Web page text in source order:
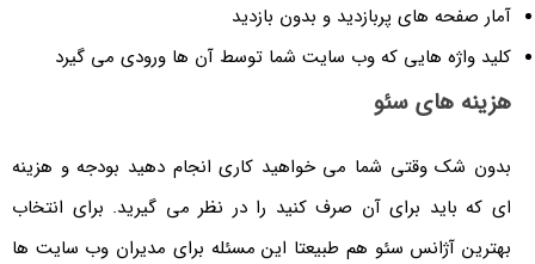
آمار صفحه های پربازدید و بدون بازدید
کلید واژه هایی که وب سایت شما توسط آن ها ورودی می گیرد
هزینه های سئو
بدون شک وقتی شما می خواهید کاری انجام دهید بودجه و هزینه
ای که باید برای آن صرف کنید را در نظر می گیرید. برای انتخاب
بهترین آژانس سئو هم طبیعتا این مسئله برای مدیران وب سایت ها